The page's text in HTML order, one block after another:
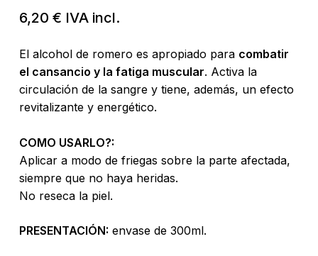
6,20 € IVA incl.
El alcohol de romero es apropiado para combatir
el cansancio y la fatiga muscular. Activa la
circulación de la sangre y tiene, además, un efecto
revitalizante y energético.
COMO USARLO?:
Aplicar a modo de friegas sobre la parte afectada,
siempre que no haya heridas.
No reseca la piel.
PRESENTACIÓN: envase de 300ml.